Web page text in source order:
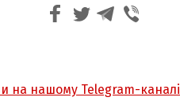
на нашому Telegram-каналі